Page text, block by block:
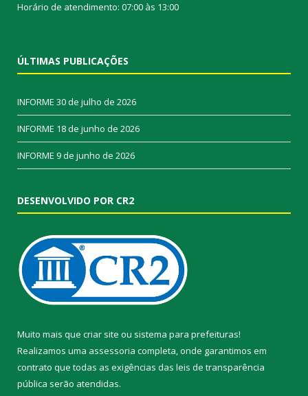
Horário de atendimento: 07:00 às 13:00
ÚLTIMAS PUBLICAÇÕES
INFORME 30 de julho de 2026
INFORME 18 de junho de 2026
INFORME 9 de junho de 2026
DESENVOLVIDO POR CR2
Muito mais que criar site ou sistema para prefeituras!
Realizamos uma assessoria completa, onde garantimos em
contrato que todas as exigências das leis de transparência
pública serão atendidas.